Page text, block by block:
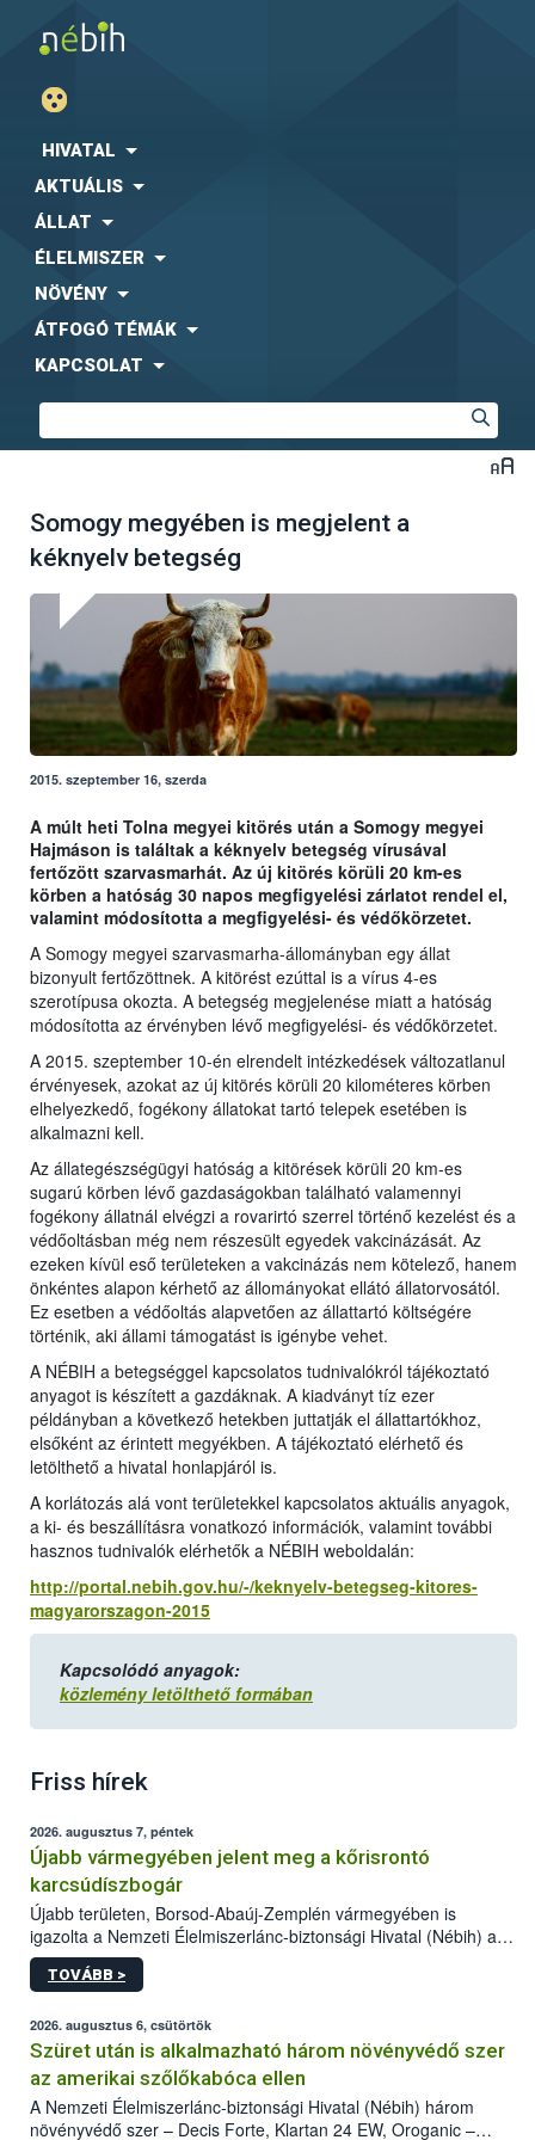
HIVATAL
AKTUÁLIS
ÁLLAT
ÉLELMISZER
NÖVÉNY
ÁTFOGÓ TÉMÁK
KAPCSOLAT
Somogy megyében is megjelent a
kéknyelv betegség
2015. szeptember 16, szerda
A múlt heti Tolna megyei kitörés után a Somogy megyei
Hajmáson is találtak a kéknyelv betegség vírusával
fertőzött szarvasmarhát. Az új kitörés körüli 20 km-es
körben a hatóság 30 napos megfigyelési zárlatot rendel el,
valamint módosította a megfigyelési- és védőkörzetet.
A Somogy megyei szarvasmarha-állományban egy állat
bizonyult fertőzöttnek. A kitörést ezúttal is a vírus 4-es
szerotípusa okozta. A betegség megjelenése miatt a hatóság
módosította az érvényben lévő megfigyelési- és védőkörzetet.
A 2015. szeptember 10-én elrendelt intézkedések változatlanul
érvényesek, azokat az új kitörés körüli 20 kilométeres körben
elhelyezkedő, fogékony állatokat tartó telepek esetében is
alkalmazni kell.
Az állategészségügyi hatóság a kitörések körüli 20 km-es
sugarú körben lévő gazdaságokban található valamennyi
fogékony állatnál elvégzi a rovarirtó szerrel történő kezelést és a
védőoltásban még nem részesült egyedek vakcinázását. Az
ezeken kívül eső területeken a vakcinázás nem kötelező, hanem
önkéntes alapon kérhető az állományokat ellátó állatorvosától.
Ez esetben a védőoltás alapvetően az állattartó költségére
történik, aki állami támogatást is igénybe vehet.
A NÉBIH a betegséggel kapcsolatos tudnivalókról tájékoztató
anyagot is készített a gazdáknak. A kiadványt tíz ezer
példányban a következő hetekben juttatják el állattartókhoz,
elsőként az érintett megyékben. A tájékoztató elérhető és
letölthető a hivatal honlapjáról is.
A korlátozás alá vont területekkel kapcsolatos aktuális anyagok,
a ki- és beszállításra vonatkozó információk, valamint további
hasznos tudnivalók elérhetők a NÉBIH weboldalán:
http://portal.nebih.gov.hu/-/keknyelv-betegseg-kitores-
magyarorszagon-2015
Kapcsolódó anyagok:
közlemény letölthető formában
Friss hírek
2026. augusztus 7, péntek
Újabb vármegyében jelent meg a kőrisrontó
karcsúdíszbogár
Újabb területen, Borsod-Abaúj-Zemplén vármegyében is
igazolta a Nemzeti Élelmiszerlánc-biztonsági Hivatal (Nébih) a
kőrisrontó karcsúdíszbogár (Agrilus planipennis) jelenlétét. A
kártevőt nem csak színcsapdában találták meg, de már fertőzött
az intenzív felderítést, emellett az intézkedéseket a szlovák
hatósággal is összehangolják a terjedés megállítása érdekében.
TOVÁBB >
2026. augusztus 6, csütörtök
Szüret után is alkalmazható három növényvédő szer
az amerikai szőlőkabóca ellen
A Nemzeti Élelmiszerlánc-biztonsági Hivatal (Nébih) három
növényvédő szer – Decis Forte, Klartan 24 EW, Oroganic –